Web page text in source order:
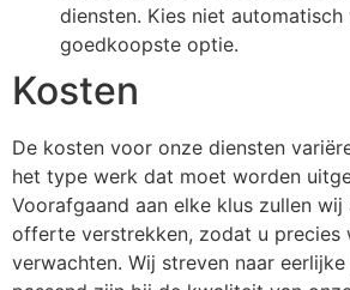
diensten. Kies niet
goedkoopste optie.
Kosten
De kosten voor onze diensten
het type werk dat moet worden
Voorafgaand aan elke klus zullen
offerte verstrekken, zodat u precies
verwachten. Wij streven naar